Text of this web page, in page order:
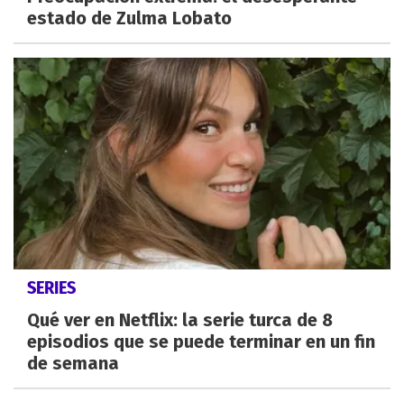
estado de Zulma Lobato
SERIES
Qué ver en Netflix: la serie turca de 8
episodios que se puede terminar en un fin
de semana